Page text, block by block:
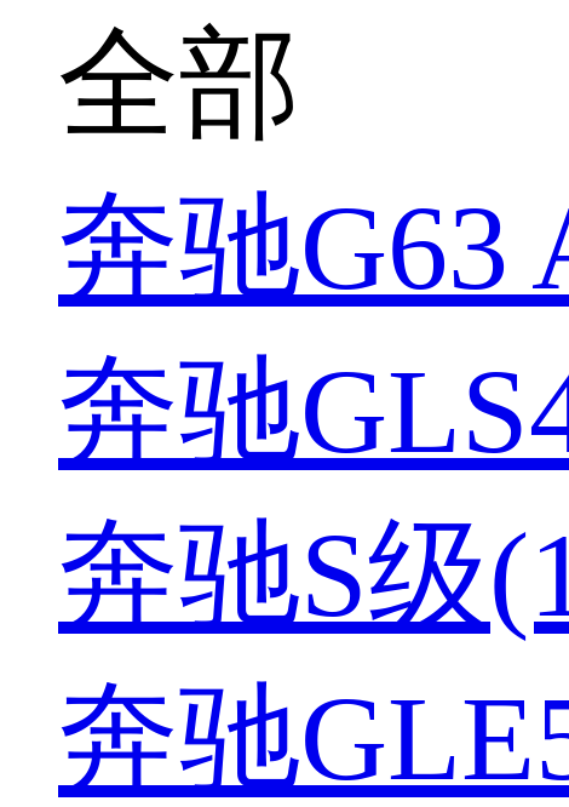
全部
奔驰G63
奔驰
奔驰S级
奔驰